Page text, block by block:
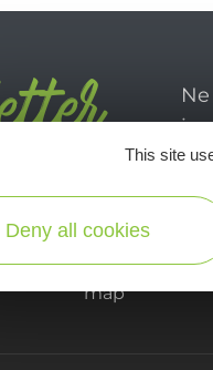
map
This site
Deny all cookies